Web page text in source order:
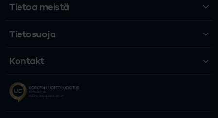
Tietoa meistä
Tietosuoja
Kontakt